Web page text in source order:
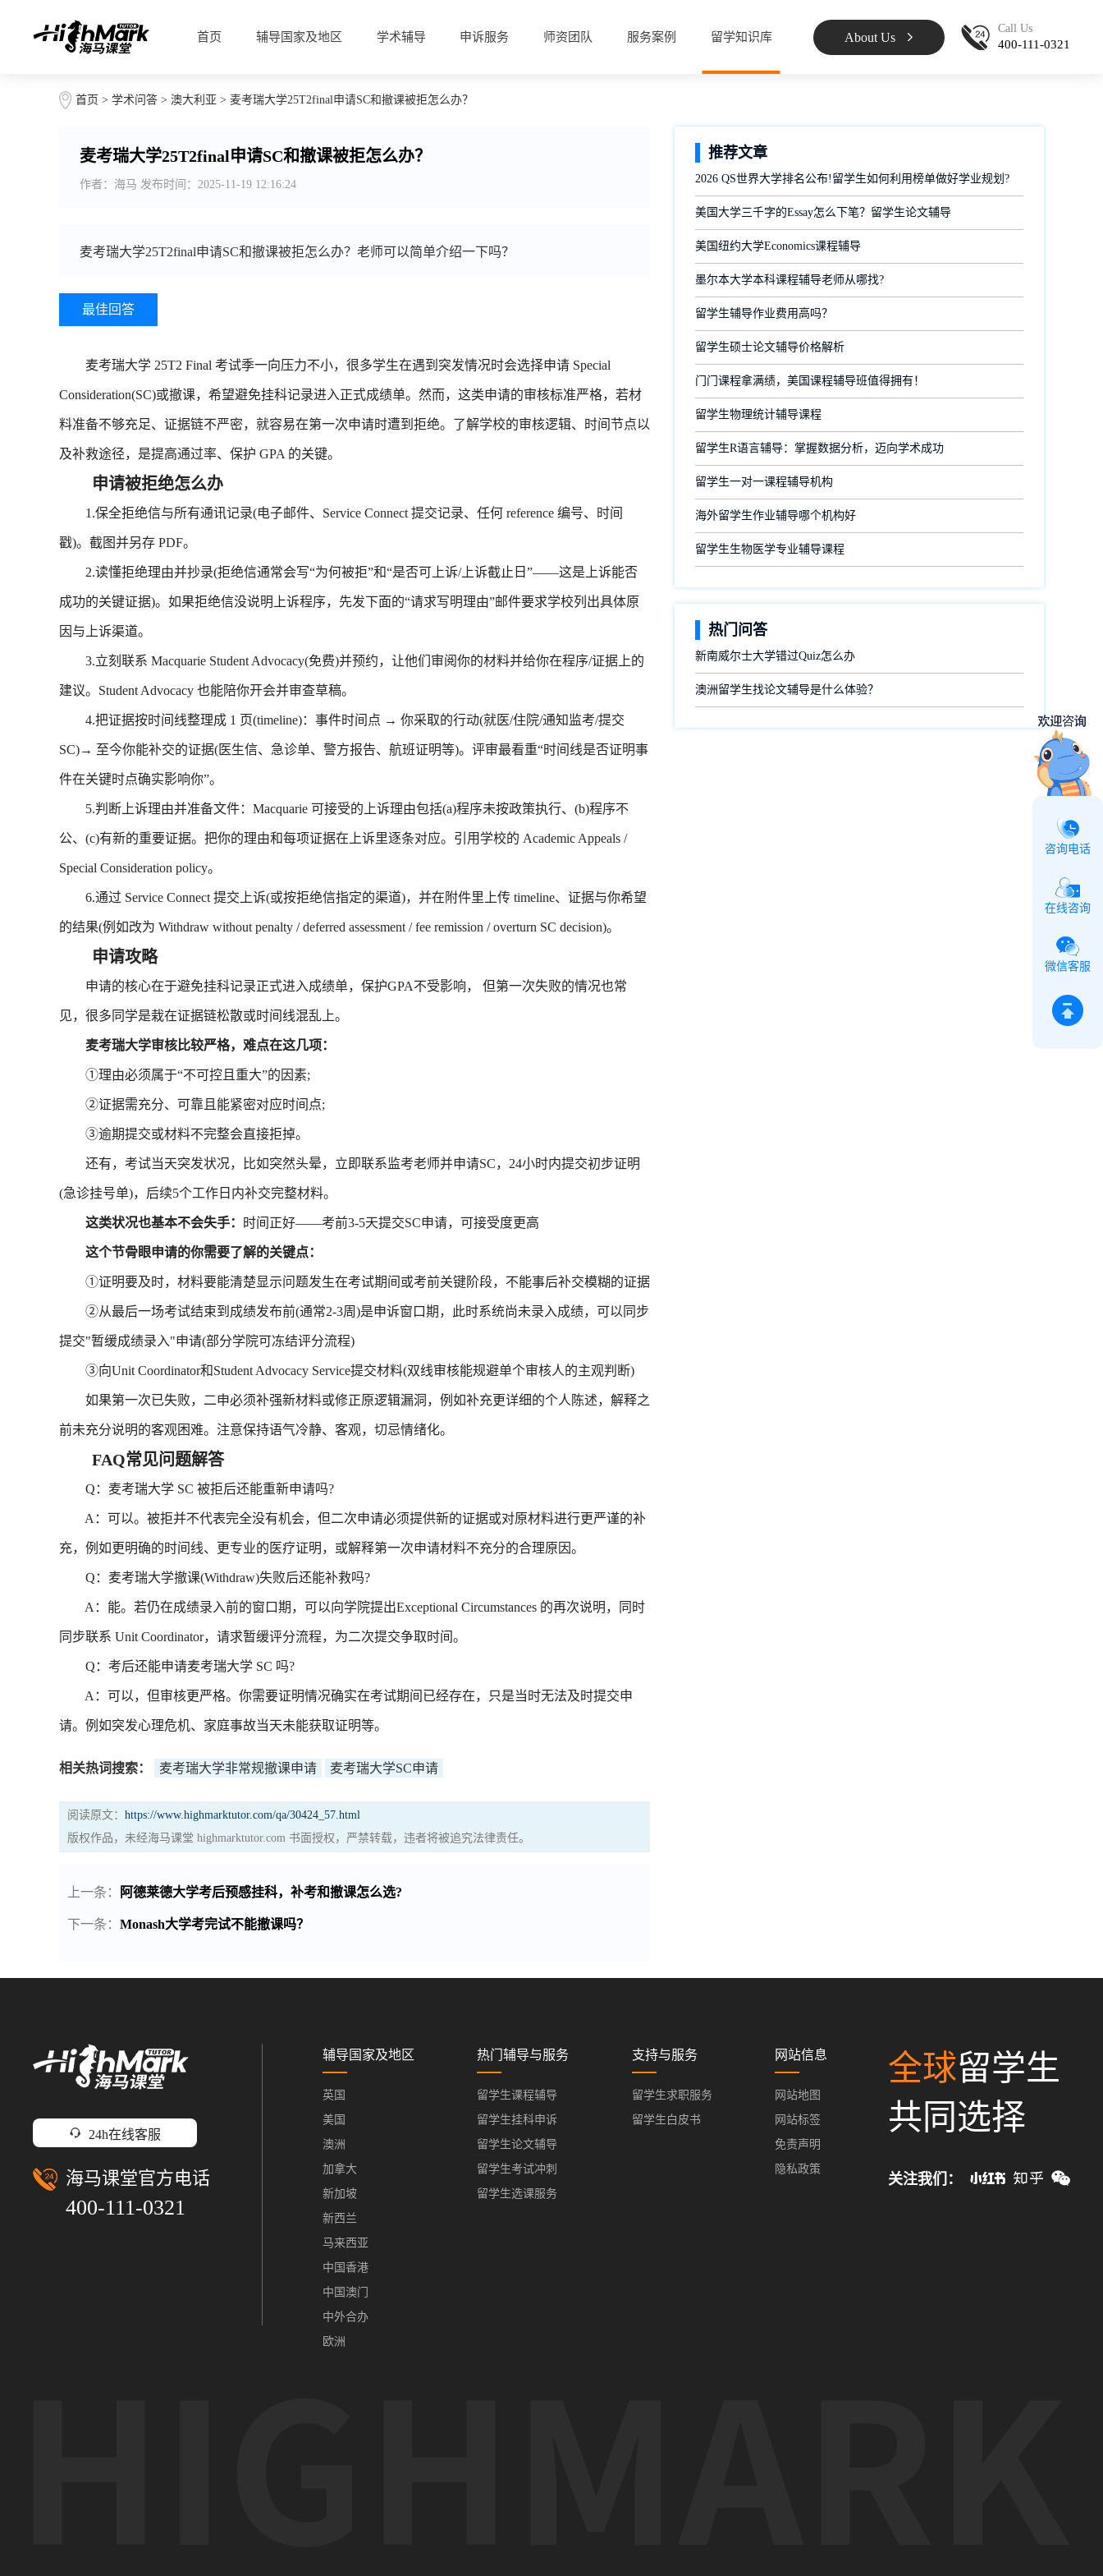
首页 辅导国家及地区 学术辅导 申诉服务 师资团队 服务案例 留学知识库 About Us
Call Us
400-111-0321
首页 > 学术问答 > 澳大利亚 > 麦考瑞大学25T2final申请SC和撤课被拒怎么办？
麦考瑞大学25T2final申请SC和撤课被拒怎么办？
作者：海马 发布时间：2025-11-19 12:16:24
麦考瑞大学25T2final申请SC和撤课被拒怎么办？老师可以简单介绍一下吗？
最佳回答
麦考瑞大学 25T2 Final 考试季一向压力不小，很多学生在遇到突发情况时会选择申请 Special
Consideration(SC)或撤课，希望避免挂科记录进入正式成绩单。然而，这类申请的审核标准严格，若材
料准备不够充足、证据链不严密，就容易在第一次申请时遭到拒绝。了解学校的审核逻辑、时间节点以
及补救途径，是提高通过率、保护 GPA 的关键。
申请被拒绝怎么办
1.保全拒绝信与所有通讯记录(电子邮件、Service Connect 提交记录、任何 reference 编号、时间
戳)。截图并另存 PDF。
2.读懂拒绝理由并抄录(拒绝信通常会写“为何被拒”和“是否可上诉/上诉截止日”——这是上诉能否
成功的关键证据)。如果拒绝信没说明上诉程序，先发下面的“请求写明理由”邮件要求学校列出具体原
因与上诉渠道。
3.立刻联系 Macquarie Student Advocacy(免费)并预约，让他们审阅你的材料并给你在程序/证据上的
建议。Student Advocacy 也能陪你开会并审查草稿。
4.把证据按时间线整理成 1 页(timeline)：事件时间点 → 你采取的行动(就医/住院/通知监考/提交
SC)→ 至今你能补交的证据(医生信、急诊单、警方报告、航班证明等)。评审最看重“时间线是否证明事
件在关键时点确实影响你”。
5.判断上诉理由并准备文件：Macquarie 可接受的上诉理由包括(a)程序未按政策执行、(b)程序不
公、(c)有新的重要证据。把你的理由和每项证据在上诉里逐条对应。引用学校的 Academic Appeals /
Special Consideration policy。
6.通过 Service Connect 提交上诉(或按拒绝信指定的渠道)，并在附件里上传 timeline、证据与你希望
的结果(例如改为 Withdraw without penalty / deferred assessment / fee remission / overturn SC decision)。
申请攻略
申请的核心在于避免挂科记录正式进入成绩单，保护GPA不受影响， 但第一次失败的情况也常
见，很多同学是栽在证据链松散或时间线混乱上。
麦考瑞大学审核比较严格，难点在这几项：
①理由必须属于“不可控且重大”的因素;
②证据需充分、可靠且能紧密对应时间点;
③逾期提交或材料不完整会直接拒掉。
还有，考试当天突发状况，比如突然头晕，立即联系监考老师并申请SC，24小时内提交初步证明
(急诊挂号单)，后续5个工作日内补交完整材料。
这类状况也基本不会失手： 时间正好——考前3-5天提交SC申请，可接受度更高
这个节骨眼申请的你需要了解的关键点：
①证明要及时，材料要能清楚显示问题发生在考试期间或考前关键阶段，不能事后补交模糊的证据
②从最后一场考试结束到成绩发布前(通常2-3周)是申诉窗口期，此时系统尚未录入成绩，可以同步
提交"暂缓成绩录入"申请(部分学院可冻结评分流程)
③向Unit Coordinator和Student Advocacy Service提交材料(双线审核能规避单个审核人的主观判断)
如果第一次已失败，二申必须补强新材料或修正原逻辑漏洞，例如补充更详细的个人陈述，解释之
前未充分说明的客观困难。注意保持语气冷静、客观，切忌情绪化。
FAQ常见问题解答
Q：麦考瑞大学 SC 被拒后还能重新申请吗?
A：可以。被拒并不代表完全没有机会，但二次申请必须提供新的证据或对原材料进行更严谨的补
充，例如更明确的时间线、更专业的医疗证明，或解释第一次申请材料不充分的合理原因。
Q：麦考瑞大学撤课(Withdraw)失败后还能补救吗?
A：能。若仍在成绩录入前的窗口期，可以向学院提出Exceptional Circumstances 的再次说明，同时
同步联系 Unit Coordinator，请求暂缓评分流程，为二次提交争取时间。
Q：考后还能申请麦考瑞大学 SC 吗?
A：可以，但审核更严格。你需要证明情况确实在考试期间已经存在，只是当时无法及时提交申
请。例如突发心理危机、家庭事故当天未能获取证明等。
相关热词搜索： 麦考瑞大学非常规撤课申请 麦考瑞大学SC申请
阅读原文： https://www.highmarktutor.com/qa/30424_57.html
版权作品，未经海马课堂 highmarktutor.com 书面授权，严禁转载，违者将被追究法律责任。
上一条： 阿德莱德大学考后预感挂科，补考和撤课怎么选?
下一条： Monash大学考完试不能撤课吗？
推荐文章
2026 QS世界大学排名公布!留学生如何利用榜单做好学业规划?
美国大学三千字的Essay怎么下笔？留学生论文辅导
美国纽约大学Economics课程辅导
墨尔本大学本科课程辅导老师从哪找?
留学生辅导作业费用高吗？
留学生硕士论文辅导价格解析
门门课程拿满绩，美国课程辅导班值得拥有！
留学生物理统计辅导课程
留学生R语言辅导：掌握数据分析，迈向学术成功
留学生一对一课程辅导机构
海外留学生作业辅导哪个机构好
留学生生物医学专业辅导课程
热门问答
新南威尔士大学错过Quiz怎么办
澳洲留学生找论文辅导是什么体验？
24h在线客服
海马课堂官方电话
400-111-0321
辅导国家及地区
英国
美国
澳洲
加拿大
新加坡
新西兰
马来西亚
中国香港
中国澳门
中外合办
欧洲
热门辅导与服务
留学生课程辅导
留学生挂科申诉
留学生论文辅导
留学生考试冲刺
留学生选课服务
支持与服务
留学生求职服务
留学生白皮书
网站信息
网站地图
网站标签
免责声明
隐私政策
全球留学生
共同选择
关注我们：
咨询电话
在线咨询
微信客服